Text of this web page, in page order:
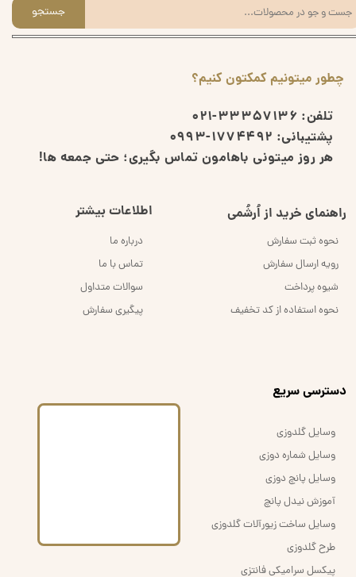
چطور میتونیم کمکتون کنیم؟
تلفن: 33357136-021
پشتیبانی: 1774492-0993
هر روز میتونی باهامون تماس بگیری؛ حتی جمعه ها!
راهنمای خرید از اُرشُمی
نحوه ثبت سفارش
رویه ارسال سفارش
شیوه پرداخت
نحوه استفاده از کد تخفیف
اطلاعات بیشتر
درباره ما
تماس با ما
سوالات متداول
پیگیری سفارش
جستجو
​دسترسی سریع
وسایل گلدوزی
وسایل شماره دوزی
وسایل پانچ دوزی
آموزش نیدل پانچ
وسایل ساخت زیورآلات گلدوزی
طرح گلدوزی
پیکسل سرامیکی فانتزی